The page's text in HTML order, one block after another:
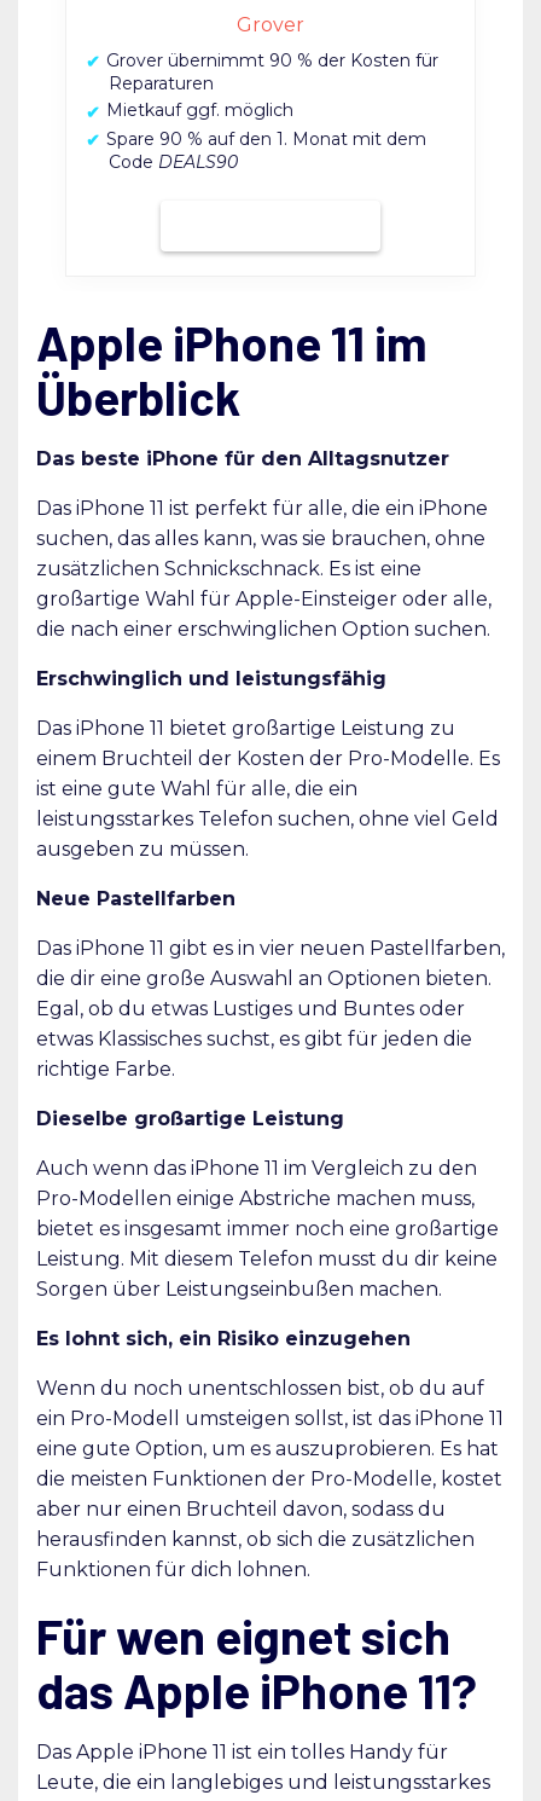
Grover
Grover übernimmt 90 % der Kosten für
Reparaturen
Mietkauf ggf. möglich
Spare 90 % auf den 1. Monat mit dem
Code DEALS90
Apple iPhone 11 im
Überblick
Das beste iPhone für den Alltagsnutzer
Das iPhone 11 ist perfekt für alle, die ein iPhone
suchen, das alles kann, was sie brauchen, ohne
zusätzlichen Schnickschnack. Es ist eine
großartige Wahl für Apple-Einsteiger oder alle,
die nach einer erschwinglichen Option suchen.
Erschwinglich und leistungsfähig
Das iPhone 11 bietet großartige Leistung zu
einem Bruchteil der Kosten der Pro-Modelle. Es
ist eine gute Wahl für alle, die ein
leistungsstarkes Telefon suchen, ohne viel Geld
ausgeben zu müssen.
Neue Pastellfarben
Das iPhone 11 gibt es in vier neuen Pastellfarben,
die dir eine große Auswahl an Optionen bieten.
Egal, ob du etwas Lustiges und Buntes oder
etwas Klassisches suchst, es gibt für jeden die
richtige Farbe.
Dieselbe großartige Leistung
Auch wenn das iPhone 11 im Vergleich zu den
Pro-Modellen einige Abstriche machen muss,
bietet es insgesamt immer noch eine großartige
Leistung. Mit diesem Telefon musst du dir keine
Sorgen über Leistungseinbußen machen.
Es lohnt sich, ein Risiko einzugehen
Wenn du noch unentschlossen bist, ob du auf
ein Pro-Modell umsteigen sollst, ist das iPhone 11
eine gute Option, um es auszuprobieren. Es hat
die meisten Funktionen der Pro-Modelle, kostet
aber nur einen Bruchteil davon, sodass du
herausfinden kannst, ob sich die zusätzlichen
Funktionen für dich lohnen.
Für wen eignet sich
das Apple iPhone 11?
Das Apple iPhone 11 ist ein tolles Handy für
Leute, die ein langlebiges und leistungsstarkes